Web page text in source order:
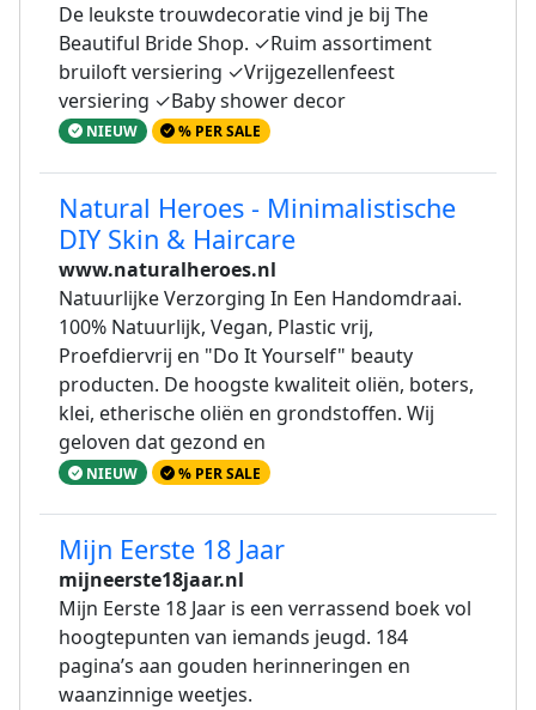
De leukste trouwdecoratie vind je bij The
Beautiful Bride Shop. ✓Ruim assortiment
bruiloft versiering ✓Vrijgezellenfeest
versiering ✓Baby shower decor
NIEUW % PER SALE
Natural Heroes - Minimalistische
DIY Skin & Haircare
www.naturalheroes.nl
Natuurlijke Verzorging In Een Handomdraai.
100% Natuurlijk, Vegan, Plastic vrij,
Proefdiervrij en "Do It Yourself" beauty
producten. De hoogste kwaliteit oliën, boters,
klei, etherische oliën en grondstoffen. Wij
geloven dat gezond en
NIEUW % PER SALE
Mijn Eerste 18 Jaar
mijneerste18jaar.nl
Mijn Eerste 18 Jaar is een verrassend boek vol
hoogtepunten van iemands jeugd. 184
pagina’s aan gouden herinneringen en
waanzinnige weetjes.